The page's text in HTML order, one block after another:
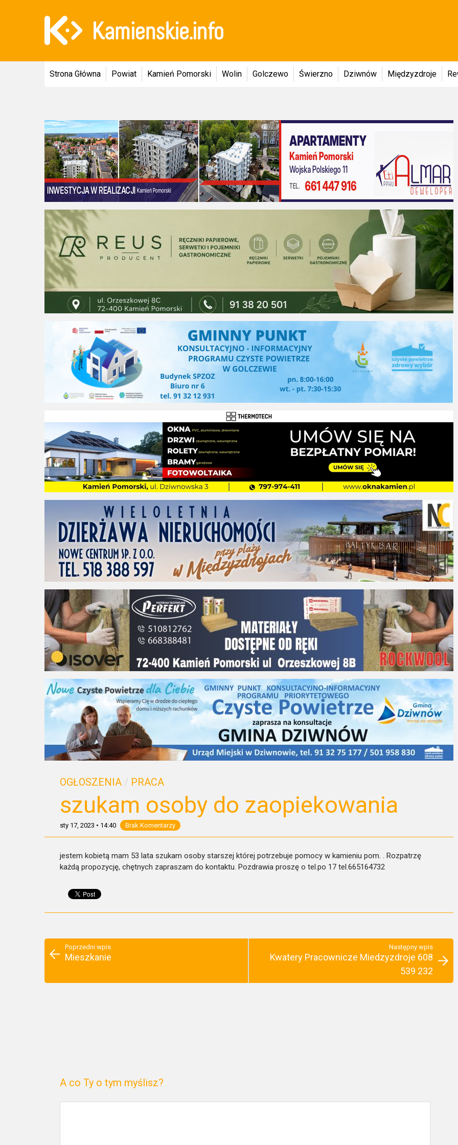
Strona Główna Powiat Kamień Pomorski Wolin Golczewo Świerzno Dziwnów Międzyzdroje
OGŁOSZENIA / PRACA
szukam osoby do zaopiekowania
sty 17, 2023 • 14:40 Brak Komentarzy
jestem kobietą mam 53 lata szukam osoby starszej której potrzebuje pomocy w kamieniu pom. . Rozpatrzę
każdą propozycję, chętnych zapraszam do kontaktu. Pozdrawia proszę o tel.po 17 tel.665164732
Poprzedni wpis
Mieszkanie
Następny wpis
Kwatery Pracownicze Miedzyzdroje 608
539 232
A co Ty o tym myślisz?